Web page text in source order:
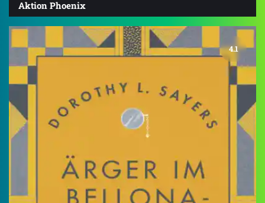
Aktion Phoenix
4.1